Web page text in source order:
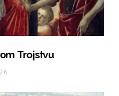
Trojstvu